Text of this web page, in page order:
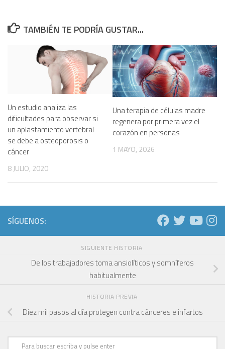
TAMBIÉN TE PODRÍA GUSTAR...
Un estudio analiza las
dificultades para observar si
un aplastamiento vertebral
se debe a osteoporosis o
cáncer
8 JULIO, 2020
Una terapia de células madre
regenera por primera vez el
corazón en personas
1 MAYO, 2026
SÍGUENOS:
SIGUIENTE HISTORIA
De los trabajadores toma ansiolíticos y somníferos
habitualmente
HISTORIA PREVIA
Diez mil pasos al día protegen contra cánceres e infartos